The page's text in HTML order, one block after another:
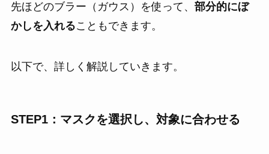
先ほどのブラー（ガウス）を使って、 部分的にぼ
かしを入れることもできます。
以下で、詳しく解説していきます。
STEP1：マスクを選択し、対象に合わせる